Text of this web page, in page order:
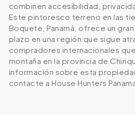
combinen accesibilidad,
Este pintoresco terreno en las
Boquete, Panamá, ofrece un
plazo en una región que sigue
compradores internacionales
montaña en la provincia de
información sobre esta
contacte a House Hunters